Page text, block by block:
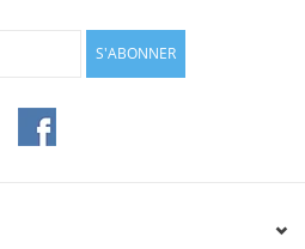
S'ABONNER